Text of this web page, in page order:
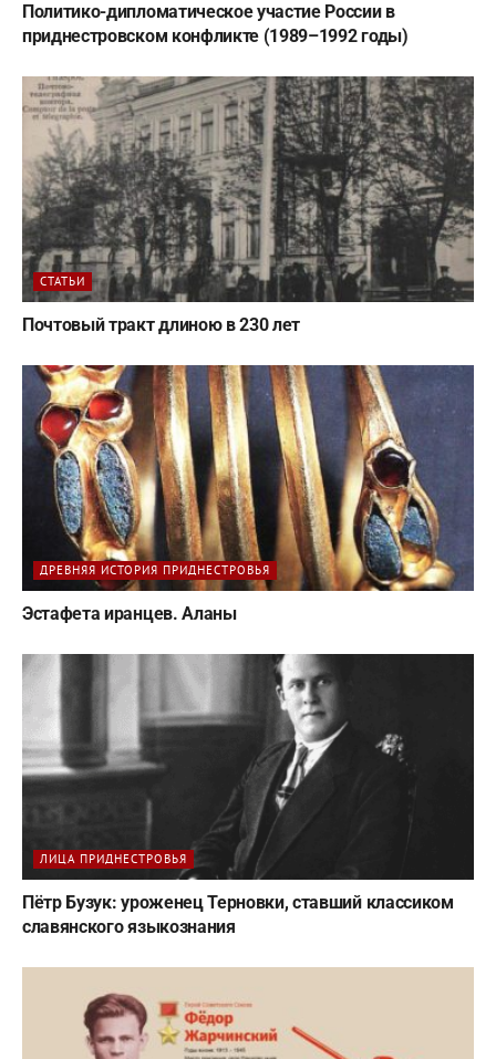
Политико-дипломатическое участие России в
приднестровском конфликте (1989–1992 годы)
СТАТЬИ
Почтовый тракт длиною в 230 лет
ДРЕВНЯЯ ИСТОРИЯ ПРИДНЕСТРОВЬЯ
Эстафета иранцев. Аланы
ЛИЦА ПРИДНЕСТРОВЬЯ
Пётр Бузук: уроженец Терновки, ставший классиком
славянского языкознания